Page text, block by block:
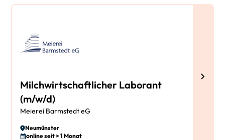
Milchwirtschaftlicher Laborant
(m/w/d)
Meierei Barmstedt eG
Neumünster
online seit > 1 Monat